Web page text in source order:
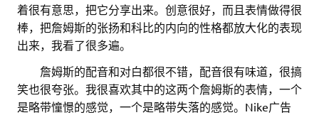
着很有意思，把它分享出来。创意很好，而且表情做得很
棒，把詹姆斯的张扬和科比的内向的性格都放大化的表现
出来，我看了很多遍。
詹姆斯的配音和对白都很不错，配音很有味道，很搞
笑也很夸张。我很喜欢其中的这两个詹姆斯的表情，一个
是略带憧憬的感觉，一个是略带失落的感觉。Nike广告